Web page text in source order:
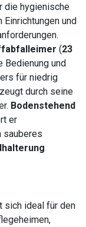
die hygienische
und
(23
Bedienung und
für niedrig
durch seine
Bodenstehend
er
sauberes
sich ideal für den